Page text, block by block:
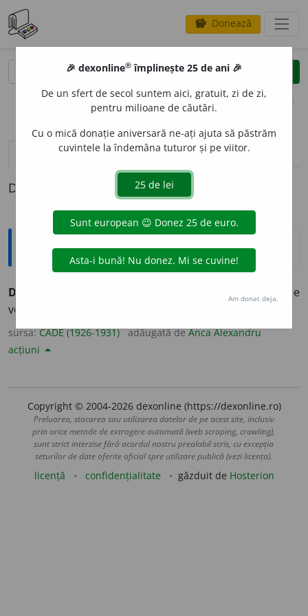
savings Donează
clear
opțiuni
definiții (1)
Definiția cu ID-ul 1340511:
Explicative DEX
DE MORTUIS NIL NISI BENE
) = De morți să se
vorbească numai de bine.
sursa:CADE (1926-1931) adăugată deAnca Alexandru
acțiuni
Copyright © 2004-2026 dexonline (https://dexonline.ro)
Preluarea, stocarea sau utilizarea datelor de pe acest site, inclusiv
prin orice metode de extragere automată (web scraping, crawling),
sunt strict interzise fără acordul nostru prealabil scris, cu excepția
seturilor de date oferite oficial spre utilizare publică (vezi licența).
licență confidențialitate găzduit de Hosterion
🎉 dexonline® împlinește 25 de ani 🎉
De un sfert de secol suntem aici, gratuit, zi de zi,
pentru milioane de căutări.
Cu o mică donație aniversară ne-ați ajuta să păstrăm
cuvintele la îndemâna tuturor și pe viitor.
Am donat deja.